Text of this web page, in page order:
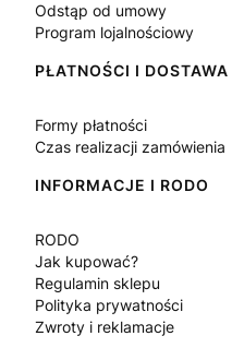
Odstąp od umowy
Program lojalnościowy
PŁATNOŚCI I DOSTAWA
Formy płatności
Czas realizacji zamówienia
INFORMACJE I RODO
RODO
Jak kupować?
Regulamin sklepu
Polityka prywatności
Zwroty i reklamacje